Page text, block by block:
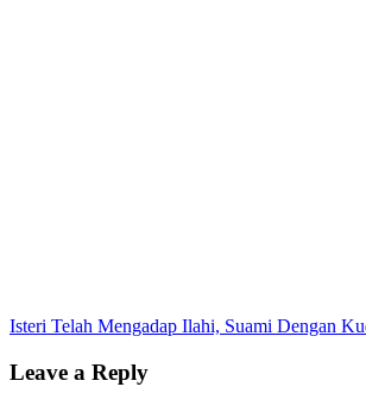
Post
navigation
Isteri Telah Mengadap Ilahi, Suami Dengan
Leave a Reply